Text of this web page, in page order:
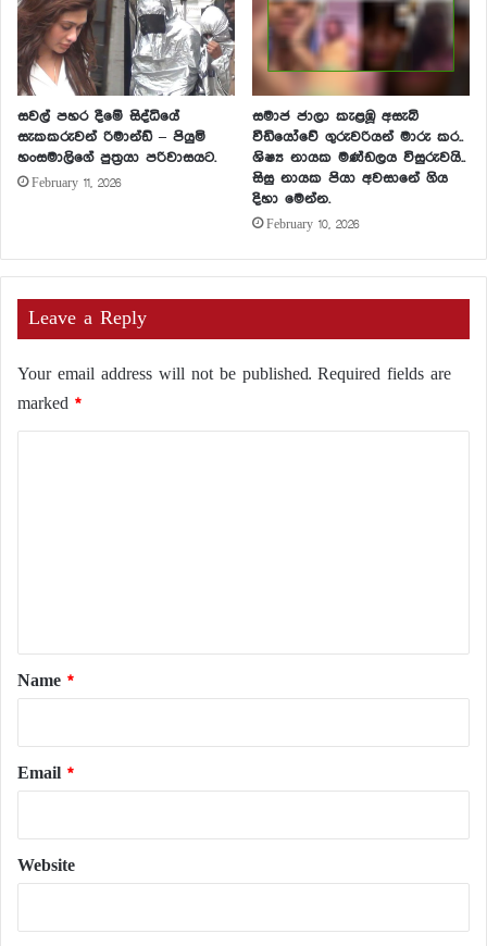
සවල් පහර දීමේ සිද්ධියේ
සැකකරුවන් රිමාන්ඩ් – පියුමි
හංසමාලිගේ පුත්‍රයා පරිවාසයට.
February 11, 2026
සමාජ ජාලා කැළඹූ අසැබි
වීඩියෝවේ ගුරුවරියන් මාරු කර..
ශිෂ්‍ය නායක මණ්ඩලය විසුරුවයි..
සිසු නායක පියා අවසානේ ගිය
දිහා මෙන්න.
February 10, 2026
Leave a Reply
Your email address will not be published. Required fields are
marked *
*
Name *
Email *
Website